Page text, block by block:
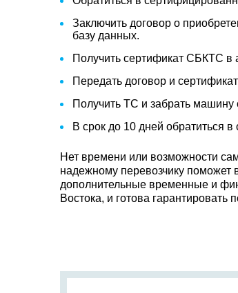
Заключить договор о
базу данных.
Получить сертификат СБКТС в
Передать договор и
Получить ТС и забрать машину
В срок до 10 дней обратиться
Нет времени или возможности
надежному перевозчику поможет
дополнительные временные и
Востока, и готова гарантировать